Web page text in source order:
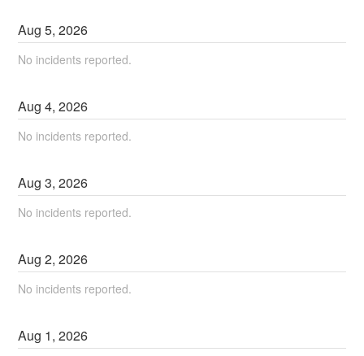
Aug5,2026
No incidents reported.
Aug4,2026
No incidents reported.
Aug3,2026
No incidents reported.
Aug2,2026
No incidents reported.
Aug 1,2026